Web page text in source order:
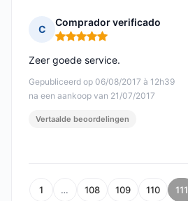
C
Comprador verificado
Opmerking: 5 van 5
Gepubliceerd op 06/08/2017 à 12h39
na een aankoop van 21/07/2017
Zeer goede service.
Vertaalde beoordelingen
1 … 108 109 110 111